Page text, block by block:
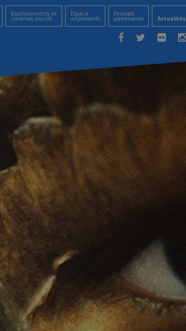
Etablissements et
cinémas inscrits
Espace
exploitants
Festivals
partenaires Actualités